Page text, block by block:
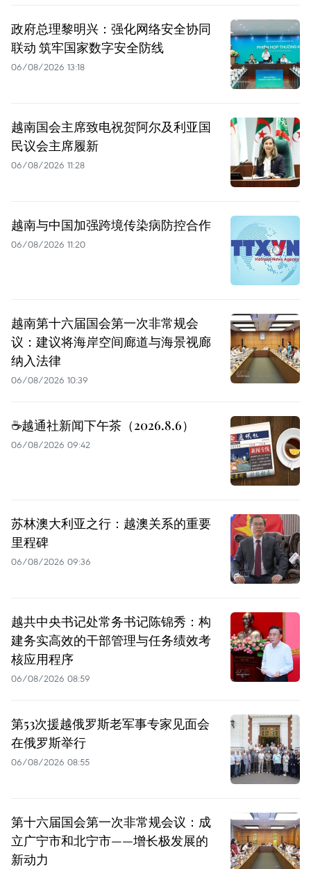
政府总理黎明兴：强化网络安全协同
联动 筑牢国家数字安全防线
06/08/2026 13:18
越南国会主席致电祝贺阿尔及利亚国
民议会主席履新
06/08/2026 11:28
越南与中国加强跨境传染病防控合作
06/08/2026 11:20
越南第十六届国会第一次非常规会
议：建议将海岸空间廊道与海景视廊
纳入法律
06/08/2026 10:39
☕️越通社新闻下午茶（2026.8.6）
06/08/2026 09:42
苏林澳大利亚之行：越澳关系的重要
里程碑
06/08/2026 09:36
越共中央书记处常务书记陈锦秀：构
建务实高效的干部管理与任务绩效考
核应用程序
06/08/2026 08:59
第53次援越俄罗斯老军事专家见面会
在俄罗斯举行
06/08/2026 08:55
第十六届国会第一次非常规会议：成
立广宁市和北宁市——增长极发展的
新动力